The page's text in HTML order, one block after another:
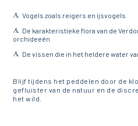
Vogels zoals reigers en ijsvogels
De karakteristieke flora van de
orchideeën
De vissen die in het heldere water
Blijf tijdens het peddelen door de
gefluister van de natuur en de
het wild.